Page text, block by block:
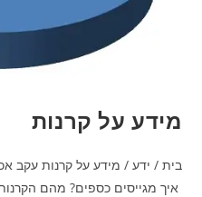
מידע על קרנות
בית / ידע / מידע על קרנות עקב
איך מגייסים כספים? מהם הקרנות